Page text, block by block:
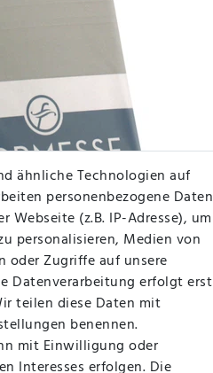
Bella Donna Jersey
€
ähnliche Technologien auf
personenbezogene Daten
Webseite (z.B. IP-Adresse), um
personalisieren, Medien von
oder Zugriffe auf unsere
Datenverarbeitung erfolgt erst
teilen diese Daten mit
benennen.
mit Einwilligung oder
Interesses erfolgen. Die